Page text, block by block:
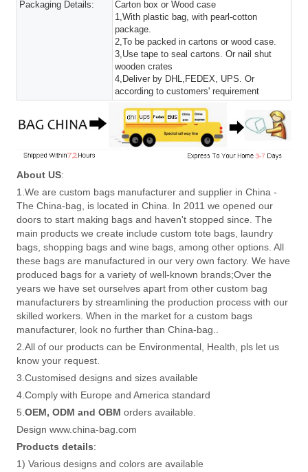
Packaging Details:
Carton box or Wood case
1,With plastic bag, with pearl-cotton
package.
2,To be packed in cartons or wood case.
3,Use tape to seal cartons. Or nail shut
wooden crates
4,Deliver by DHL,FEDEX, UPS. Or
according to customers' requirement
About US:
1.We are custom bags manufacturer and supplier in China -
The China-bag, is located in China. In 2011 we opened our
doors to start making bags and haven't stopped since. The
main products we create include custom tote bags, laundry
bags, shopping bags and wine bags, among other options. All
these bags are manufactured in our very own factory. We have
produced bags for a variety of well-known brands;Over the
years we have set ourselves apart from other custom bag
manufacturers by streamlining the production process with our
skilled workers. When in the market for a custom bags
manufacturer, look no further than China-bag..
2.All of our products can be Environmental, Health, pls let us
know your request.
3.Customised designs and sizes available
4.Comply with Europe and America standard
5. OEM, ODM and OBM orders available.
Design www.china-bag.com
Products details:
1) Various designs and colors are available